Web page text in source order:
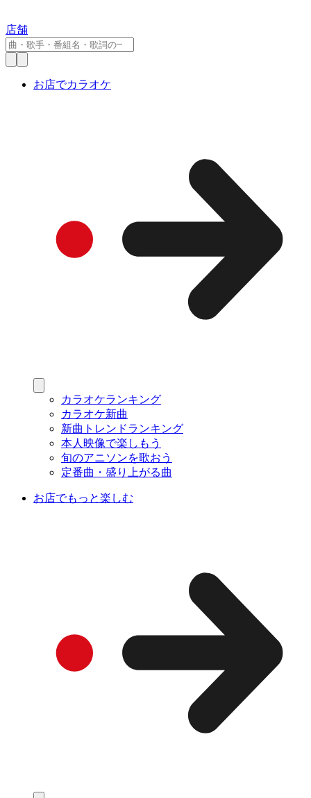
店舗
お店でカラオケ
カラオケランキング
カラオケ新曲
新曲トレンドランキング
本人映像で楽しもう
旬のアニソンを歌おう
定番曲・盛り上がる曲
お店でもっと楽しむ